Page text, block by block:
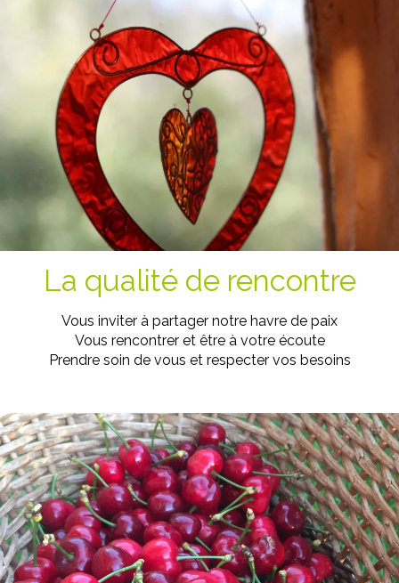
La qualité de rencontre
Vous inviter à partager notre havre de paix
Vous rencontrer et être à votre écoute
Prendre soin de vous et respecter vos besoins